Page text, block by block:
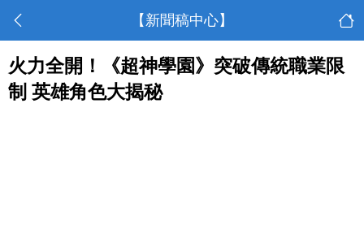
【新聞稿中心】
火力全開！《超神學園》突破傳統職業限
制 英雄角色大揭秘